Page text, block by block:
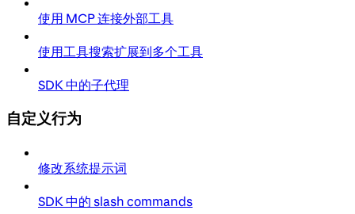
使用 MCP 连接外部工具
使用工具搜索扩展到多个工具
SDK 中的子代理
自定义行为
修改系统提示词
SDK 中的 slash commands